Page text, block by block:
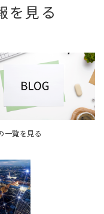
を見る
一覧を見る